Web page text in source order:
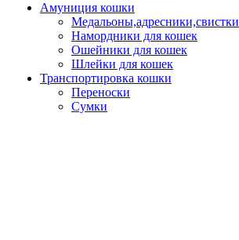
Амуниция кошки
Медальоны,адресники,свистки
Намордники для кошек
Ошейники для кошек
Шлейки для кошек
Транспортировка кошки
Переноски
Сумки